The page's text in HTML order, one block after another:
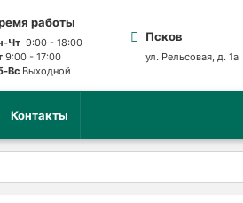
работы
Чт9:00 - 18:00
9:00 - 17:00
ВсВыходной
Псков
ул. Рельсовая, д. 1а
Контакты